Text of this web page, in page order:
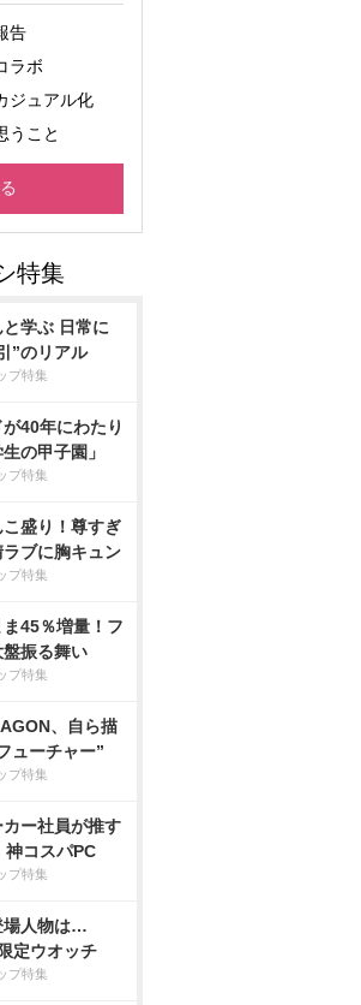
告
ラボ
ジュアル化
うこと
学ぶ 日常に
”のリアル
プ特集
40年にわたり
の甲子園」
プ特集
盛り！尊すぎ
ブに胸キュン
プ特集
45％増量！フ
盤振る舞い
プ特集
、自ら描
ューチャー”
プ特集
カー社員が推す
神コスパPC
プ特集
場人物は…
定ウオッチ
プ特集